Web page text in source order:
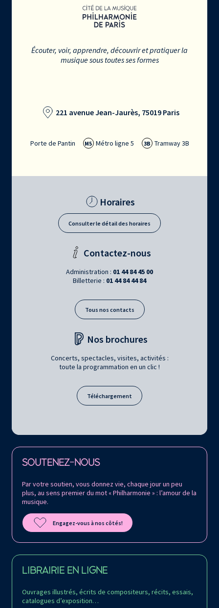
Écouter, voir, apprendre, découvrir et pratiquer la
musique sous toutes ses formes
221 avenue Jean-Jaurès, 75019 Paris
Porte de Pantin M5 Métro ligne 5 3B Tramway 3B
Horaires
Consulter le détail des horaires
Contactez-nous
Administration : 01 44 84 45 00
Billetterie : 01 44 84 44 84
Tous nos contacts
Nos brochures
Concerts, spectacles, visites, activités :
toute la programmation en un clic !
Téléchargement
SOUTENEZ-NOUS
Par votre soutien, vous donnez vie, chaque jour un peu
plus, au sens premier du mot « Philharmonie » : l’amour de la
musique.
Engagez-vous à nos côtés!
LIBRAIRIE EN LIGNE
Ouvrages illustrés, écrits de compositeurs, récits, essais,
catalogues d’exposition…
Retrouvez la Philharmonie de Paris sur